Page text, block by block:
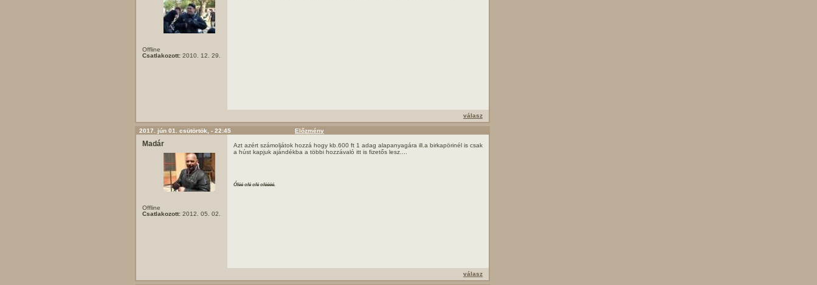
Offline
Csatlakozott: 2010. 12. 29.
válasz
2017. jún 01. csütörtök, - 22:45 Előzmény
Madár
Offline
Csatlakozott: 2012. 05. 02.
Azt azért számoljátok hozzá hogy kb.600 ft 1 adag alapanyagára ill.a birkapörinél is csak
a húst kapjuk ajándékba a többi hozzávaló itt is fizetős lesz....
Óléé olé olé oléééé.
válasz